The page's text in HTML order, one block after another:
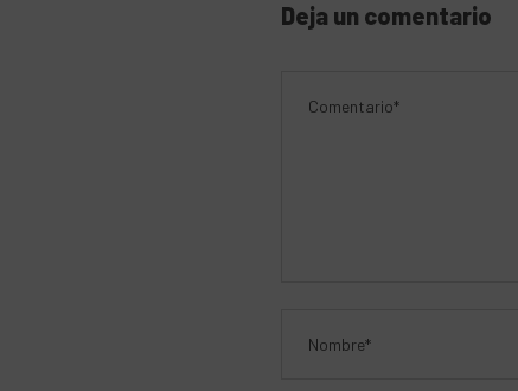
Deja un comentario